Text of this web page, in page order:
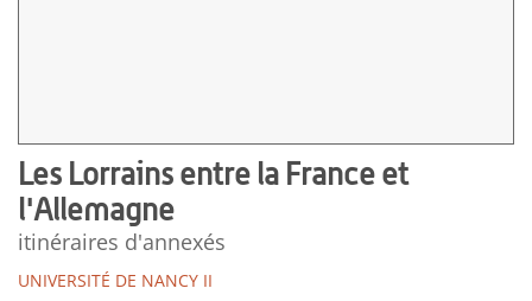
Les Lorrains entre la France et
l'Allemagne
itinéraires d'annexés
UNIVERSITÉ DE NANCY II